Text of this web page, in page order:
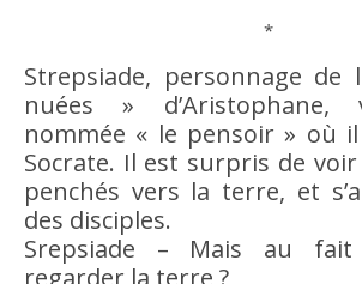
*
Strepsiade, personnage de
nuées » d’Aristophane,
nommée « le pensoir » où
Socrate. Il est surpris de
penchés vers la terre, et
des disciples.
Srepsiade – Mais au fait
regarder la terre ?